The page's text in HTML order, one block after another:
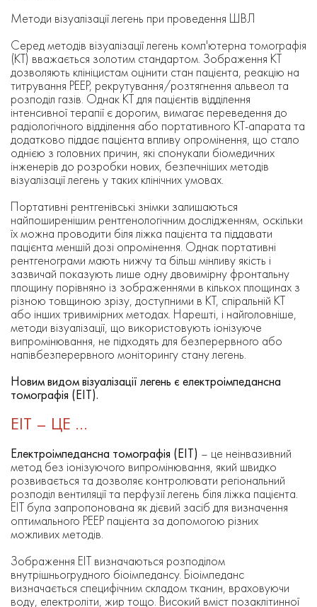
Методи візуалізації легень при проведення ШВЛ
Серед методів візуалізації легень комп'ютерна томографія
(КТ) вважається золотим стандартом. Зображення КТ
дозволяють клініцистам оцінити стан пацієнта, реакцію на
титрування PEEP, рекрутування/розтягнення альвеол та
розподіл газів. Однак КТ для пацієнтів відділення
інтенсивної терапії є дорогим, вимагає переведення до
радіологічного відділення або портативного КТ-апарата та
додатково піддає пацієнта впливу опромінення, що стало
однією з головних причин, які спонукали біомедичних
інженерів до розробки нових, безпечніших методів
візуалізації легень у таких клінічних умовах.
Портативні рентгенівські знімки залишаються
найпоширенішим рентгенологічним дослідженням, оскільки
їх можна проводити біля ліжка пацієнта та піддавати
пацієнта меншій дозі опромінення. Однак портативні
рентгенограми мають нижчу та більш мінливу якість і
зазвичай показують лише одну двовимірну фронтальну
площину порівняно із зображеннями в кількох площинах з
різною товщиною зрізу, доступними в КТ, спіральній КТ
або інших тривимірних методах. Нарешті, і найголовніше,
методи візуалізації, що використовують іонізуюче
випромінювання, не підходять для безперервного або
напівбезперервного моніторингу стану легень.
Новим видом візуалізації легень є електроімпедансна
томографія (ЕІТ).
ЕІТ – ЦЕ …
Електроімпедансна томографія (ЕІТ) – це неінвазивний
метод без іонізуючого випромінювання, який швидко
розвивається та дозволяє контролювати регіональний
розподіл вентиляції та перфузії легень біля ліжка пацієнта.
ЕІТ була запропонована як дієвий засіб для визначення
оптимального PEEP пацієнта за допомогою різних
можливих методів.
Зображення ЕІТ визначаються розподілом
внутрішньогрудного біоімпедансу. Біоімпеданс
визначається специфічним складом тканин, враховуючи
воду, електроліти, жир тощо. Високий вміст позаклітинної